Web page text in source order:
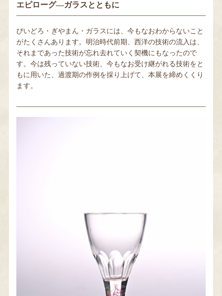
エピローグ―ガラスとともに
びいどろ・ぎやまん・ガラスには、今もなおわからないこと
がたくさんあります。明治時代前期、西洋の技術の流入は、
それまであった技術が忘れ去れていく契機にもなったので
す。今は残っていない技術、今もなお受け継がれる技術をと
もに用いた、過渡期の作例を採り上げて、本展を締めくくり
ます。